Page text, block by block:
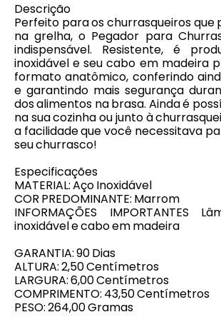
Descrição
Perfeito para os churrasqueiros
na grelha, o Pegador para
indispensável. Resistente, é
inoxidável e seu cabo em madeira
formato anatômico, conferindo
e garantindo mais segurança
dos alimentos na brasa. Ainda é
na sua cozinha ou junto à
a facilidade que você necessitava
seu churrasco!
Especificações
MATERIAL: Aço Inoxidável
COR PREDOMINANTE: Marrom
INFORMAÇÕES IMPORTANTES
inoxidável e cabo em madeira
GARANTIA: 90 Dias
ALTURA: 2,50 Centímetros
LARGURA: 6,00 Centímetros
COMPRIMENTO: 43,50 Centímetros
PESO: 264,00 Gramas